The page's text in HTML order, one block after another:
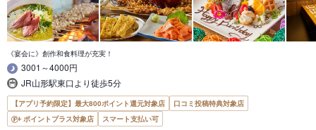
《宴会に》創作和食料理が充実！
3001～4000円
JR山形駅東口より徒歩5分
【アプリ予約限定】最大800ポイント還元対象店
口コミ投稿特典対象店
ポイントプラス対象店
スマート支払い可